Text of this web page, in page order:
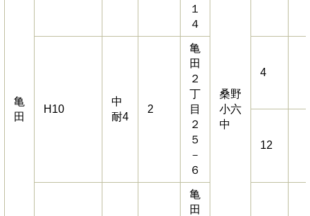
亀
田
１
４
桑野
小六
中
H10
中
耐4
2
亀
田
２
丁
目
２
５
－
６
4
12
亀
田